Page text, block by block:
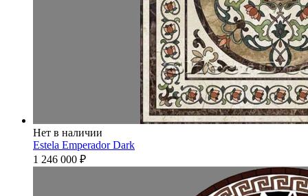
Нет в наличии
Estela Emperador Dark
1 246 000 ₽